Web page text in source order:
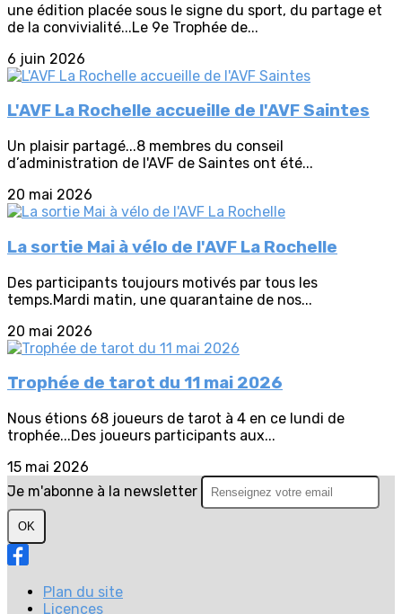
une édition placée sous le signe du sport, du partage et
de la convivialité...Le 9e Trophée de...
6 juin 2026
L'AVF La Rochelle accueille de l'AVF Saintes
Un plaisir partagé...8 membres du conseil
d’administration de l'AVF de Saintes ont été...
20 mai 2026
La sortie Mai à vélo de l'AVF La Rochelle
Des participants toujours motivés par tous les
temps.Mardi matin, une quarantaine de nos...
20 mai 2026
Trophée de tarot du 11 mai 2026
Nous étions 68 joueurs de tarot à 4 en ce lundi de
trophée...Des joueurs participants aux...
15 mai 2026
Je m'abonne à la newsletter
OK
Plan du site
Licences